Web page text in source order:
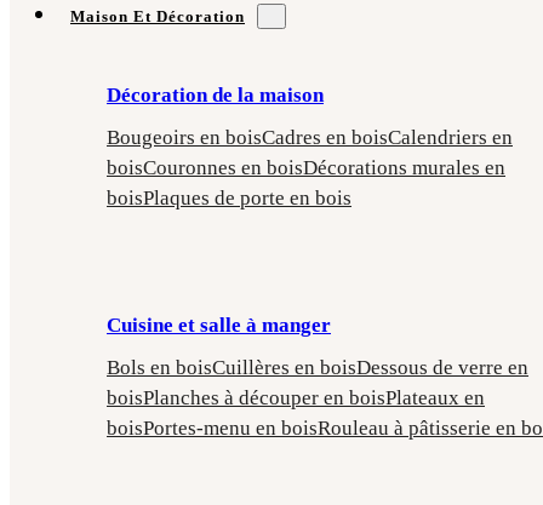
Maison Et Décoration
Décoration de la maison
Bougeoirs en boisCadres en boisCalendriers en
boisCouronnes en boisDécorations murales en
boisPlaques de porte en bois
Cuisine et salle à manger
Bols en boisCuillères en boisDessous de verre en
boisPlanches à découper en boisPlateaux en
boisPortes-menu en boisRouleau à pâtisserie en